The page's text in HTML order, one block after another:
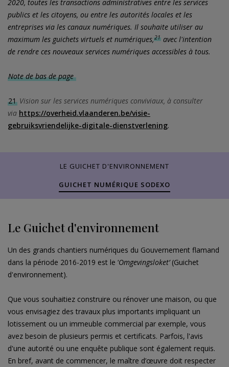
2020, toutes les transactions administratives entre les services
publics et les citoyens, ou entre les autorités locales et les
entreprises via les canaux numériques. Il souhaite utiliser au
maximum les guichets virtuels et numériques,21 avec l'intention
de rendre ces nouveaux services numériques accessibles à tous.
Note de bas de page
21 Vision sur les services numériques conviviaux, à consulter
via https://overheid.vlaanderen.be/visie-
gebruiksvriendelijke-digitale-dienstverlening.
LE GUICHET D'ENVIRONNEMENT
GUICHET NUMÉRIQUE SODEXO
Le Guichet d'environnement
Un des grands chantiers numériques du Gouvernement flamand
dans la période 2016-2019 est le ‘Omgevingsloket’(Guichet
d'environnement).
Que vous souhaitiez construire ou rénover une maison, ou que
vous envisagiez des travaux plus importants impliquant un
lotissement ou un immeuble commercial par exemple, vous
avez besoin de plusieurs permis et certificats. Parfois, l'avis
d'une autorité ou une enquête publique sont également requis.
En bref, avant de commencer, le maître d’œuvre doit respecter